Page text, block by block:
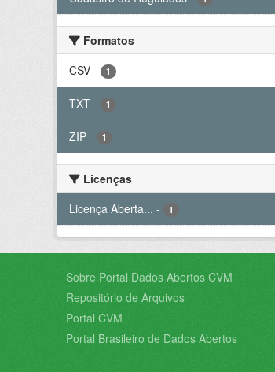
Formatos
CSV - 1
TXT - 1
ZIP - 1
Licenças
Licença Aberta... - 1
Sobre Portal Dados Abertos CVM
Repositório de Arquivos
Portal CVM
Portal Brasileiro de Dados Abertos